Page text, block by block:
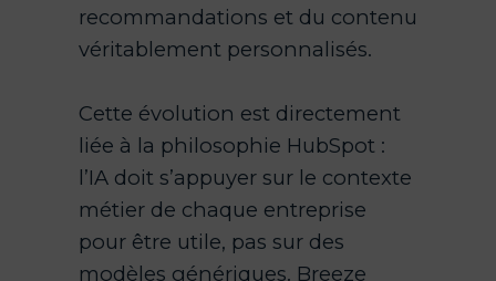
recommandations et du contenu
véritablement personnalisés.
Cette évolution est directement
liée à la philosophie HubSpot :
l’IA doit s’appuyer sur le contexte
métier de chaque entreprise
pour être utile, pas sur des
modèles génériques. Breeze